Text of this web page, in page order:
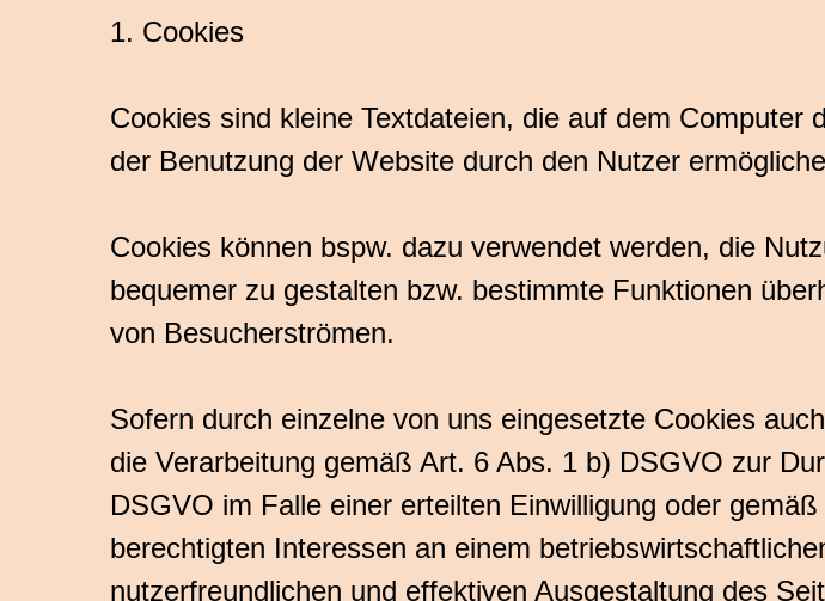
1. Cookies
Cookies sind kleine Textdateien, die auf dem
der Benutzung der Website durch den Nutzer
Cookies können bspw. dazu verwendet werden, die
bequemer zu gestalten bzw. bestimmte Funktionen
von Besucherströmen.
Sofern durch einzelne von uns eingesetzte Cookies
die Verarbeitung gemäß Art. 6 Abs. 1 b) DSGVO zur
DSGVO im Falle einer erteilten Einwilligung oder
berechtigten Interessen an einem
nutzerfreundlichen und effektiven Ausgestaltung des